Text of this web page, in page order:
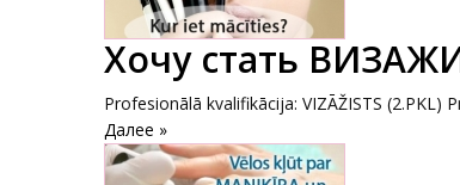
Хочу стать
Profesionālā kvalifikācija: VIZĀŽISTS (2.PKL)
Далее »